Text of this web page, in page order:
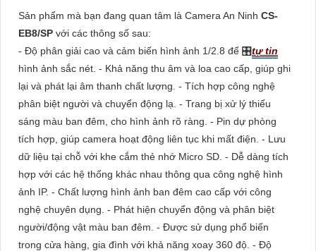
Sản phẩm mà bạn đang quan tâm là Camera An Ninh CS-
EB8/SP với các thông số sau:
- Độ phân giải cao và cảm biến hình ảnh 1/2.8 để 🎛tự tin
hình ảnh sắc nét. - Khả năng thu âm và loa cao cấp, giúp ghi
lại và phát lại âm thanh chất lượng. - Tích hợp công nghệ
phân biệt người và chuyển động lạ. - Trang bị xử lý thiếu
sáng màu ban đêm, cho hình ảnh rõ ràng. - Pin dự phòng
tích hợp, giúp camera hoạt động liên tục khi mất điện. - Lưu
dữ liệu tại chỗ với khe cắm thẻ nhớ Micro SD. - Dễ dàng tích
hợp với các hệ thống khác nhau thông qua công nghệ hình
ảnh IP. - Chất lượng hình ảnh ban đêm cao cấp với công
nghệ chuyên dụng. - Phát hiện chuyển động và phân biệt
người/động vật màu ban đêm. - Được sử dụng phổ biến
trong cửa hàng, gia đình với khả năng xoay 360 độ. - Độ